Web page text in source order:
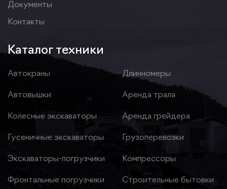
Документы
Контакты
Каталог техники
Автокраны
Автовышки
Колесные экскаваторы
Гусеничные экскаваторы
Экскаваторы-погрузчики
Фронтальные погрузчики
Длинномеры
Аренда трала
Аренда грейдера
Грузоперевозки
Компрессоры
Строительные бытовки